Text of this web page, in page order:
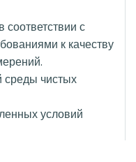
с
к качеству
среды чистых
условий